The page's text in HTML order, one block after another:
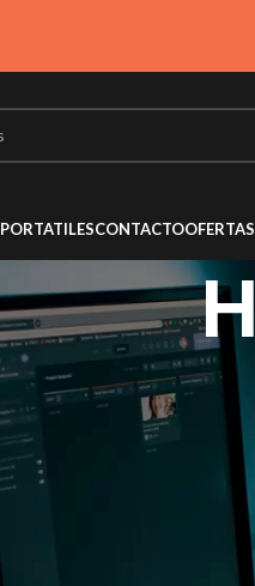
PORTATILESCONTACTOOFERTAS